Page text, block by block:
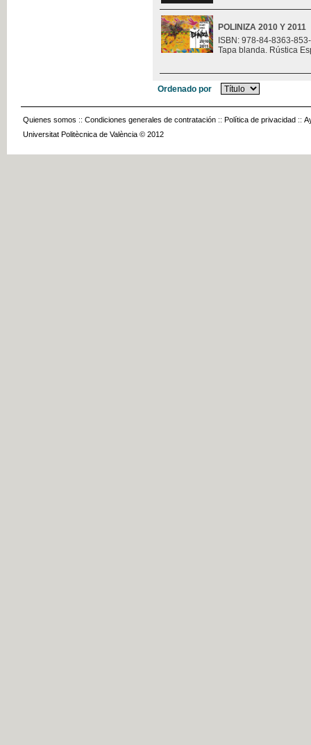
POLINIZA 2010 Y 2011
ISBN: 978-84-8363-
Tapa blanda. Rústica
Ordenado por
Quienes somos :: Condiciones generales de contratación :: Política de privacidad ::
Universitat Politècnica de València © 2012